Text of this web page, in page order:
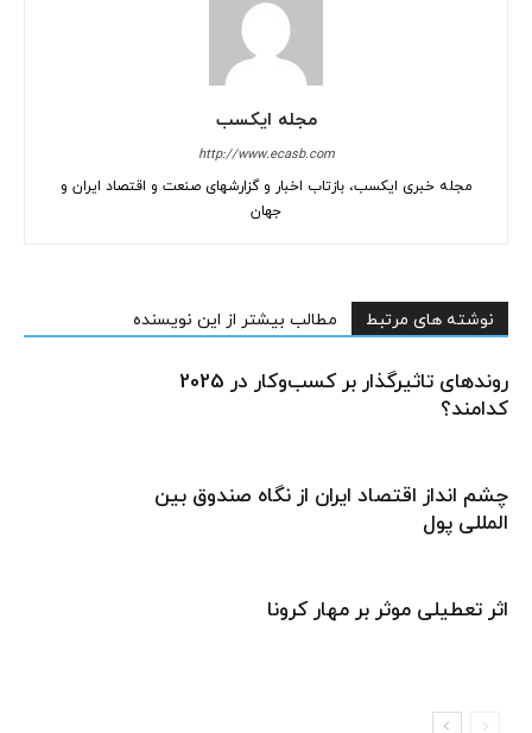
مجله ایکسب
http://www.ecasb.com
مجله خبری ایکسب، بازتاب اخبار و گزارشهای صنعت و اقتصاد ایران و
جهان
نوشته های مرتبط مطالب بیشتر از این نویسنده
روندهای تاثیرگذار بر کسب‌وکار در 2025
کدامند؟
چشم انداز اقتصاد ایران از نگاه صندوق بین
المللی پول
اثر تعطیلی موثر بر مهار کرونا